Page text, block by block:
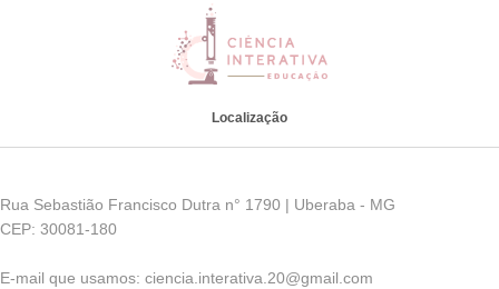
Localização
Rua Sebastião Francisco Dutra n° 1790 | Uberaba - MG
CEP: 30081-180
E-mail que usamos: ciencia.interativa.20@gmail.com